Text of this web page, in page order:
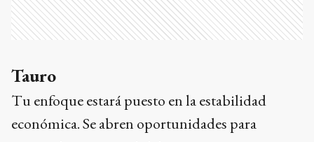
Tauro
Tu enfoque estará puesto en la estabilidad
económica. Se abren oportunidades para